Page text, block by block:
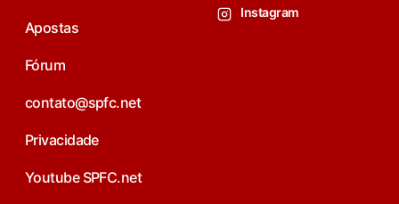
Apostas
Fórum
contato@spfc.net
Privacidade
Youtube SPFC.net
Instagram